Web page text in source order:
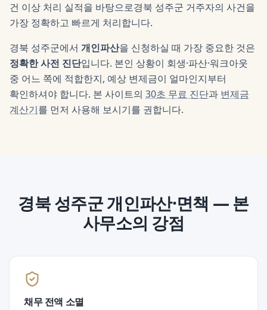
건 이상 처리 실적을 바탕으로경북 성주군 거주자의 사건을
가장 정확하고 빠르게 처리합니다.
경북 성주군에서 개인파산을 신청하실 때 가장 중요한 것은
정확한 사전 진단입니다. 본인 상황이 회생·파산·워크아웃
중 어느 쪽에 적합한지, 예상 변제금이 얼마인지부터
확인하셔야 합니다. 본 사이트의 30초 무료 진단과 변제금
계산기를 먼저 사용해 보시기를 권합니다.
경북 성주군개인파산·면책 — 본
사무소의 강점
채무 전액 소멸